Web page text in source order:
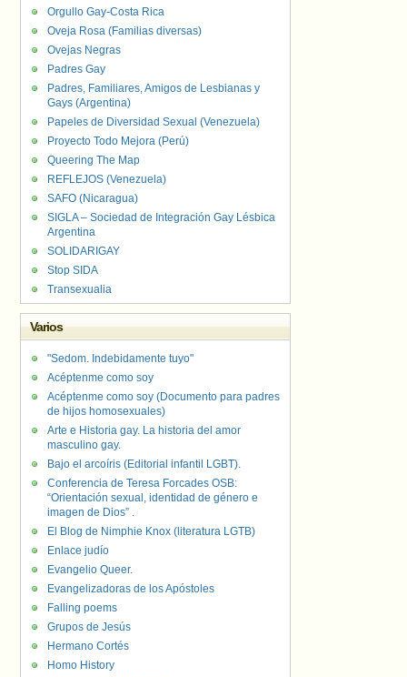
Orgullo Gay-Costa Rica
Oveja Rosa (Familias diversas)
Ovejas Negras
Padres Gay
Padres, Familiares, Amigos de Lesbianas y
Gays (Argentina)
Papeles de Diversidad Sexual (Venezuela)
Proyecto Todo Mejora (Perú)
Queering The Map
REFLEJOS (Venezuela)
SAFO (Nicaragua)
SIGLA – Sociedad de Integración Gay Lésbica
Argentina
SOLIDARIGAY
Stop SIDA
Transexualia
Varios
"Sedom. Indebidamente tuyo"
Acéptenme como soy
Acéptenme como soy (Documento para padres
de hijos homosexuales)
Arte e Historia gay. La historia del amor
masculino gay.
Bajo el arcoíris (Editorial infantil LGBT).
Conferencia de Teresa Forcades OSB:
“Orientación sexual, identidad de género e
imagen de Dios” .
El Blog de Nimphie Knox (literatura LGTB)
Enlace judío
Evangelio Queer.
Evangelizadoras de los Apóstoles
Falling poems
Grupos de Jesús
Hermano Cortés
Homo History